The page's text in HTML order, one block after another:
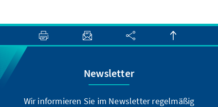
Newsletter
Wir informieren Sie im Newsletter regelmäßig